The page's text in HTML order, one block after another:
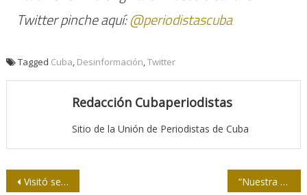
Twitter pinche aquí:@periodistascuba
Tagged Cuba, Desinformación,Twitter
Redacción Cubaperiodistas
Sitio de la Unión de Periodistas de Cuba
Navegación
Visitó sede de la Upec Idris Mayya, embajador de Siria en Cuba “Nuestra Radio Rebelde puede estar ahora en las redes sociales”